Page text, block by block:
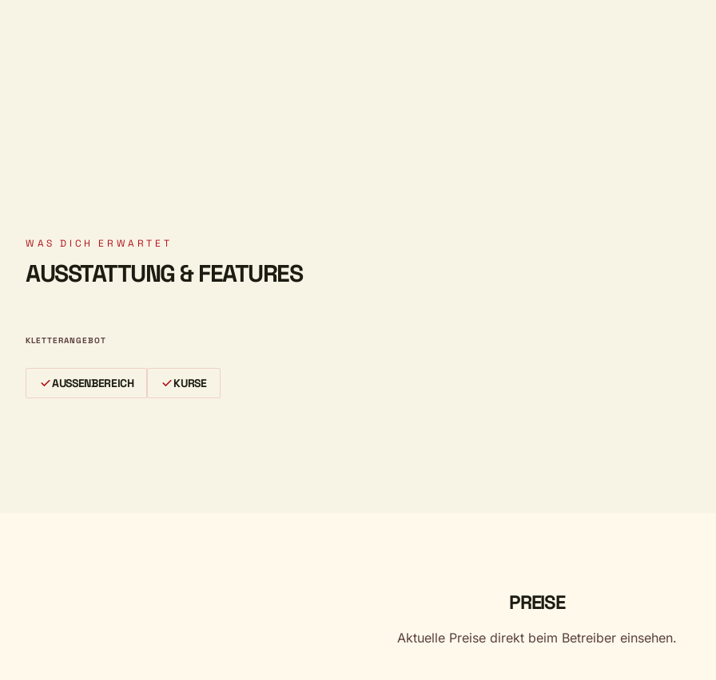
WAS DICH ERWARTET
AUSSTATTUNG & FEATURES
KLETTERANGEBOT
AUSSENBEREICH KURSE
PREISE
Aktuelle Preise direkt beim Betreiber einsehen.